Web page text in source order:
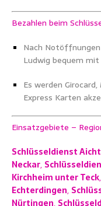
Bezahlen beim
Nach
Ludwig bequem
Es werden
Express Karten
Einsatzgebiete –
Schlüsseldienst
Neckar,
Kirchheim unter Teck,
Echterdingen,
Nürtingen,